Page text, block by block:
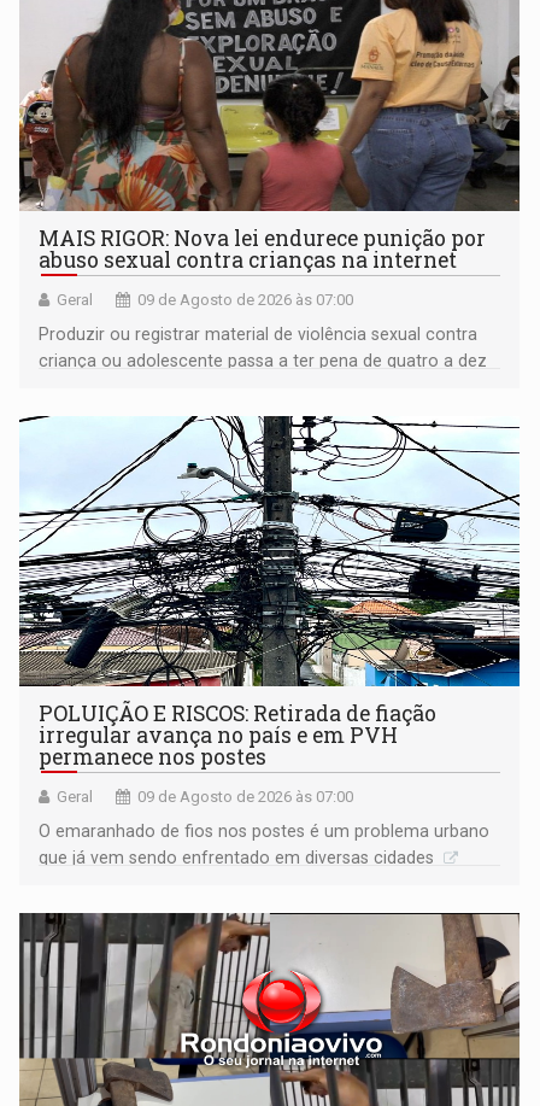
MAIS RIGOR: Nova lei endurece punição por
abuso sexual contra crianças na internet
Geral 09 de Agosto de 2026 às 07:00
Produzir ou registrar material de violência sexual contra
criança ou adolescente passa a ter pena de quatro a dez
POLUIÇÃO E RISCOS: Retirada de fiação
irregular avança no país e em PVH
permanece nos postes
Geral 09 de Agosto de 2026 às 07:00
O emaranhado de fios nos postes é um problema urbano
que já vem sendo enfrentado em diversas cidades